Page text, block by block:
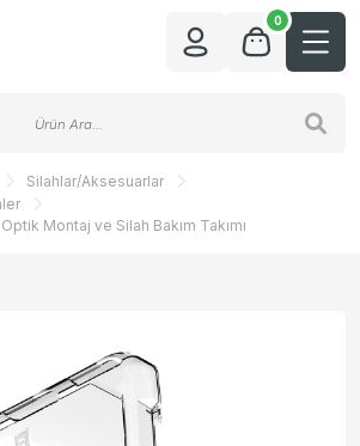
0
Silahlar/Aksesuarlar
Montaj ve Silah Bakım Takımı